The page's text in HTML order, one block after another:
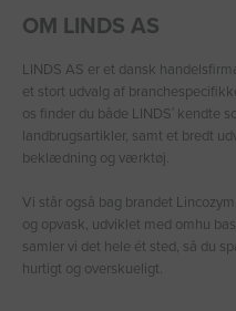
OM LINDS AS
LINDS AS er et dansk
et stort udvalg af
os finder du både LINDS′ kendte
landbrugsartikler, samt et bredt
beklædning og værktøj.
Vi står også bag brandet
og opvask, udviklet med omhu
samler vi det hele ét sted, så du
hurtigt og overskueligt.